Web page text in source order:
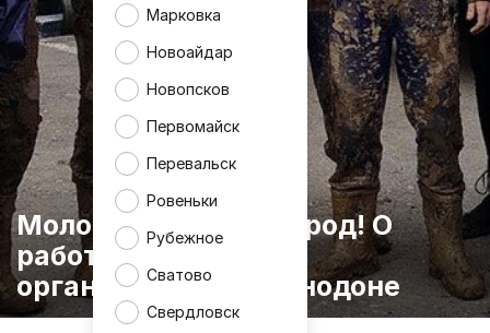
Марковка
Новоайдар
Новопсков
Первомайск
Перевальск
Ровеньки
Рубежное
Сватово
Свердловск
Молодые меняют город! О
работе молодёжных
организаций в Краснодоне